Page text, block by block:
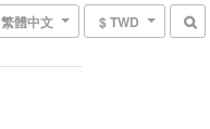
繁體中文 $ TWD